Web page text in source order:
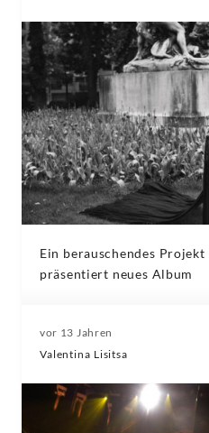
Ein berauschendes
präsentiert neues Album
vor 13 Jahren
Valentina Lisitsa